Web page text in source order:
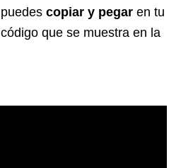
copiar y pegar en tu
que se muestra en la